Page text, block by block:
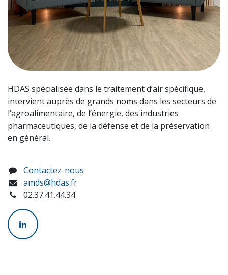
HDAS spécialisée dans le traitement d’air spécifique,
intervient auprès de grands noms dans les secteurs de
l’agroalimentaire, de l’énergie, des industries
pharmaceutiques, de la défense et de la préservation
en général.
Contactez-nous
amds@hdas.fr
02.37.41.44.34